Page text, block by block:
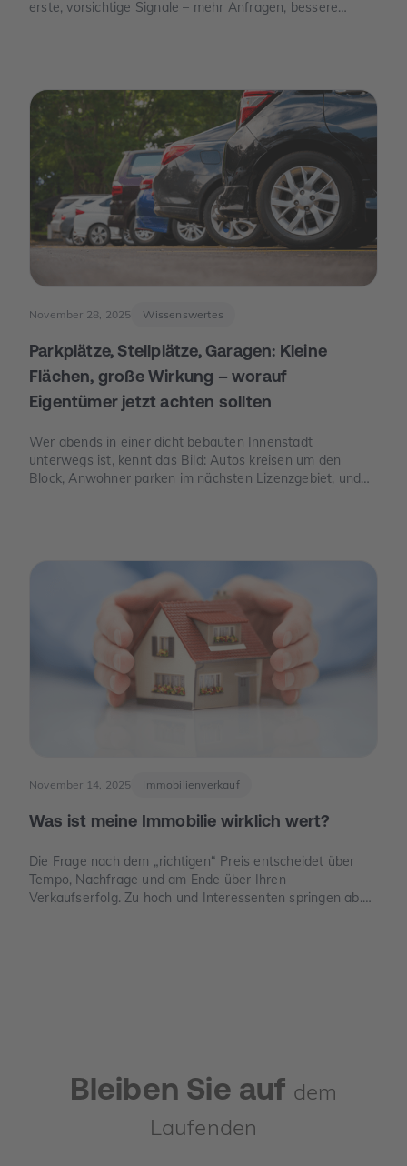
erste, vorsichtige Signale – mehr Anfragen, bessere
mehr „Was ist wirklich möglich?“.
November 28, 2025 Wissenswertes
Parkplätze, Stellplätze, Garagen: Kleine
Flächen, große Wirkung – worauf
Eigentümer jetzt achten sollten
Wer abends in einer dicht bebauten Innenstadt
unterwegs ist, kennt das Bild: Autos kreisen um den
Block, Anwohner parken im nächsten Lizenzgebiet, und
und E-Mobilität den Wert eines Stellplatzes oder einer
Garage verändern können.
November 14, 2025 Immobilienverkauf
Was ist meine Immobilie wirklich wert?
Die Frage nach dem „richtigen“ Preis entscheidet über
Tempo, Nachfrage und am Ende über Ihren
Verkaufserfolg. Zu hoch und Interessenten springen ab.
Bleiben Sie auf dem
Laufenden